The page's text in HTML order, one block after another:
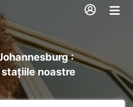
:
noastre